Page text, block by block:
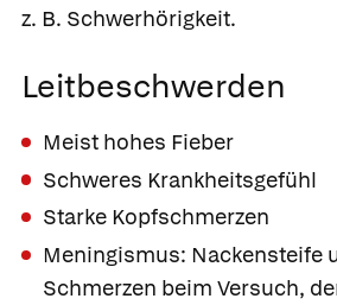
z. B. Schwerhörigkeit.
Leitbeschwerden
Meist hohes Fieber
Schweres Krankheitsgefühl
Starke Kopfschmerzen
Meningismus: Nackensteife
Schmerzen beim Versuch,